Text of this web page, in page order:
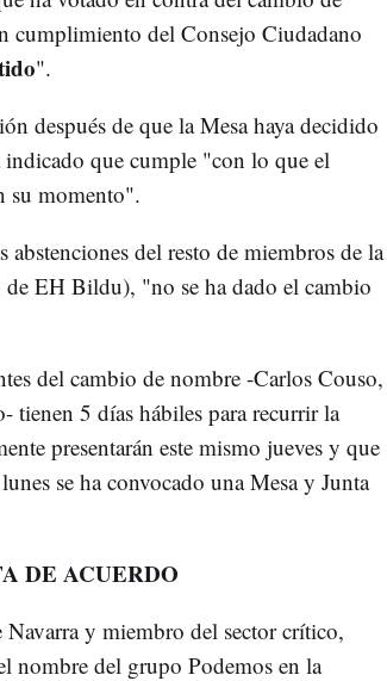
cumplimiento del Consejo Ciudadano
".
después de que la Mesa haya decidido
que cumple "con lo que el
su momento".
del resto de miembros de la
EH Bildu), "no se ha dado el cambio
del cambio de nombre -Carlos Couso,
tienen 5 días hábiles para recurrir la
presentarán este mismo jueves y que
se ha convocado una Mesa y Junta
DE ACUERDO
y miembro del sector crítico,
nombre del grupo Podemos en la